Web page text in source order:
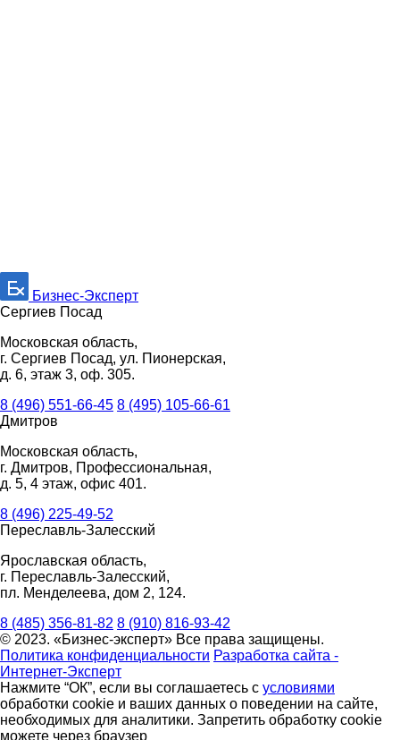
Бизнес-Эксперт
Сергиев Посад
Московская область,
г. Сергиев Посад, ул. Пионерская,
д. 6, этаж 3, оф. 305.
8 (496) 551-66-45 8 (495) 105-66-61
Дмитров
Московская область,
г. Дмитров, Профессиональная,
д. 5, 4 этаж, офис 401.
8 (496) 225-49-52
Переславль-Залесский
Ярославская область,
г. Переславль-Залесский,
пл. Менделеева, дом 2, 124.
8 (485) 356-81-82 8 (910) 816-93-42
© 2023. «Бизнес-эксперт» Все права защищены.
Политика конфиденциальности Разработка сайта -
Интернет-Эксперт
Нажмите “ОК”, если вы соглашаетесь с условиями
обработки cookie и ваших данных о поведении на сайте,
необходимых для аналитики. Запретить обработку cookie
можете через браузер